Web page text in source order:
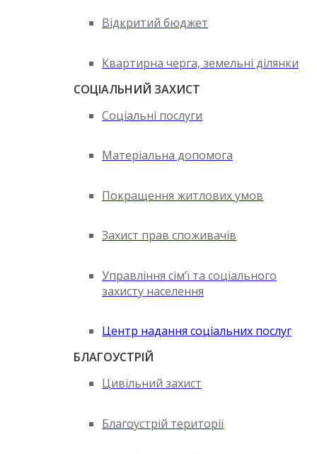
Відкритий бюджет
Квартирна черга, земельні ділянки
СОЦІАЛЬНИЙ ЗАХИСТ
Соціальні послуги
Матеріальна допомога
Покращення житлових умов
Захист прав споживачів
Управління сім’ї та соціального
захисту населення
Центр надання соціальних послуг
БЛАГОУСТРІЙ
Цивільний захист
Благоустрій території